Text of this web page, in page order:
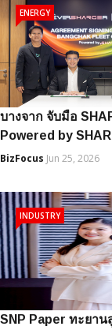
บางจาก จับมือ
Powered by
BizFocus Jun 25, 2026
ENERGY
SNP Paper ทะยาน
INDUSTRY